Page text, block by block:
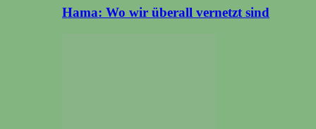
Hama: Wo wir überall vernetzt sind